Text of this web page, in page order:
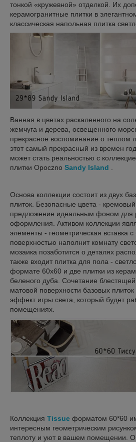
тонкой «кружевной» отделкой. Их
керамогранитные плитки в
классическая напольная плитка
Ванная в цветах раскаленного на
жемчуга и дерева, освещенного
прекрасное воспоминание о теплом
этот самый прекрасный из времен
может стать реальностью с
плитки Opoczno Sandy Island
Основа коллекции состоит из двух
плиток. Безопасные цвета -
предложение идеальным фоном для
оформления. Активом коллекции
элементы - геометрическая вставка
поверхностью наполнит комнату
мозаика позаботится о деталях
также входит плитка для пола -
формате 60x60 и две плитки из
беленого дуба. Сочетание
матовой поверхности базовых
эффект игры света, который будет
помещениях.
Коллекция Tissue форматом 60*60
интересным геометрическим
теплоту и уют в вашем помещении.